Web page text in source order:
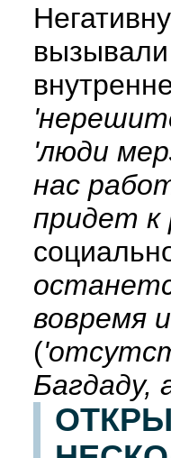
'люди
нас
придет к
вовремя
(
Багдаду,